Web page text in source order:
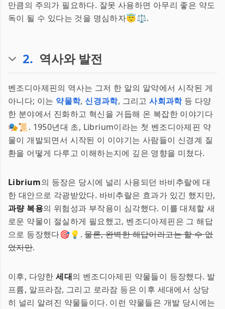
만큼의 주의가 필요하다. 잘못 사용하면 아무리 좋은 약도
독이 될 수 있다는 것을 명심하자😇⚖️.
2. 역사와 발전
벤조디아제핀의 역사는 그저 한 알의 알약에서 시작된 게
아니다; 이는 약물학,신경과학, 그리고사회과학등 다양
한 분야에서 진화하고 혁신을 거듭해 온 복잡한 이야기다
🎭📜. 1950년대 초, Librium이라는 첫 벤조디아제핀 약
물이 개발되면서 시작된 이 이야기는 사람들이 신경계 질
환을 어떻게 다루고 이해하는지에 깊은 영향을 미쳤다.
Librium의 등장은 당시에 널리 사용되던 바비추랄에 대
한 대안으로 각광받았다. 바비추랄은 효과가 있긴 했지만,
과량 복용의 위험성과 부작용이 심각했다. 이를 대체할 새
로운 약물이 절실하게 필요했고, 벤조디아제핀은 그 해답
으로 등장했다🎯💡.물론, 완벽한 해답이라고는 할 수 없
었지만.
이후, 다양한세대의 벤조디아제핀 약물들이 등장했다. 발
프륨, 알프라잠, 그리고 로라잠 등은 이후 세대에서 상당
히 널리 알려진 약물들이다. 이런 약물들은 개발 당시에는